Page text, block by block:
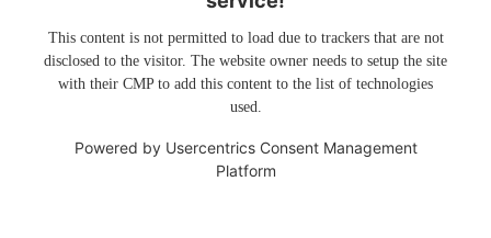
This content is not permitted to load due to trackers that are not
disclosed to the visitor. The website owner needs to setup the site
with their CMP to add this content to the list of technologies
used.
Powered by Usercentrics Consent Management
Platform